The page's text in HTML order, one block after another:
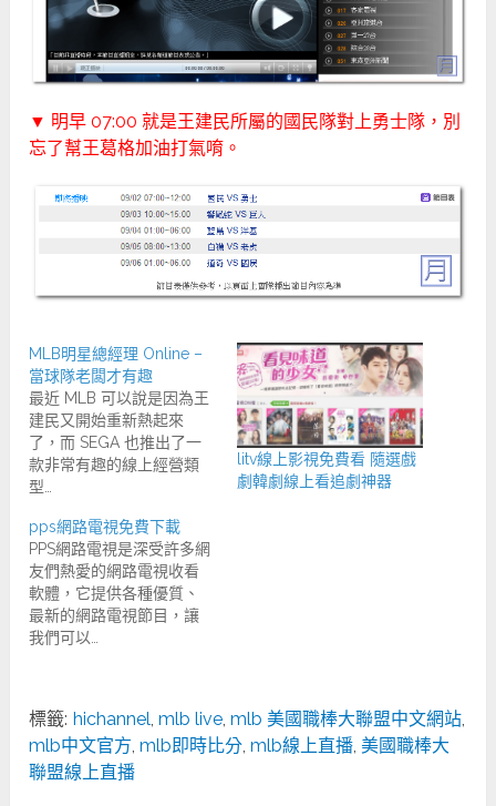
▼ 明早 07:00 就是王建民所屬的國民隊對上勇士隊，別
忘了幫王葛格加油打氣唷。
MLB明星總經理 Online –
當球隊老闆才有趣
最近 MLB 可以說是因為王
建民又開始重新熱起來
了，而 SEGA 也推出了一
款非常有趣的線上經營類
型…
litv線上影視免費看 隨選戲
劇韓劇線上看追劇神器
pps網路電視免費下載
PPS網路電視是深受許多網
友們熱愛的網路電視收看
軟體，它提供各種優質、
最新的網路電視節目，讓
我們可以…
標籤: hichannel ,mlb live ,mlb 美國職棒大聯盟中文網站
mlb中文官方 ,mlb即時比分 ,mlb線上直播 ,美國職棒大
聯盟線上直播